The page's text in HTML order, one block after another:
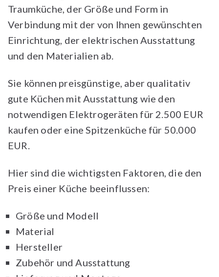
Traumküche, der Größe und Form in
Verbindung mit der von Ihnen gewünschten
Einrichtung, der elektrischen Ausstattung
und den Materialien ab.
Sie können preisgünstige, aber qualitativ
gute Küchen mit Ausstattung wie den
notwendigen Elektrogeräten für 2.500 EUR
kaufen oder eine Spitzenküche für 50.000
EUR.
Hier sind die wichtigsten Faktoren, die den
Preis einer Küche beeinflussen:
Größe und Modell
Material
Hersteller
Zubehör und Ausstattung